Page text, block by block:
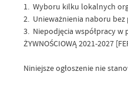
1. Wyboru kilku lokalnych
2. Unieważnienia naboru
3. Niepodjęcia współpracy w
ŻYWNOŚCIOWĄ 2021-2027
Niniejsze ogłoszenie nie